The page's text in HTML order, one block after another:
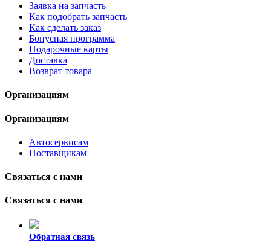
Заявка на запчасть
Как подобрать запчасть
Как сделать заказ
Бонусная программа
Подарочные карты
Доставка
Возврат товара
Организациям
Организациям
Автосервисам
Поставщикам
Связаться с нами
Связаться с нами
Обратная связь